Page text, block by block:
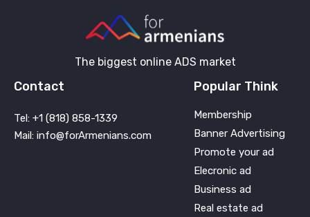
The biggest online ADS market
Contact
Tel: +1 (818) 858-1339
Mail: info@forArmenians.com
Popular Think
Membership
Banner Advertising
Promote your ad
Elecronic ad
Business ad
Real estate ad